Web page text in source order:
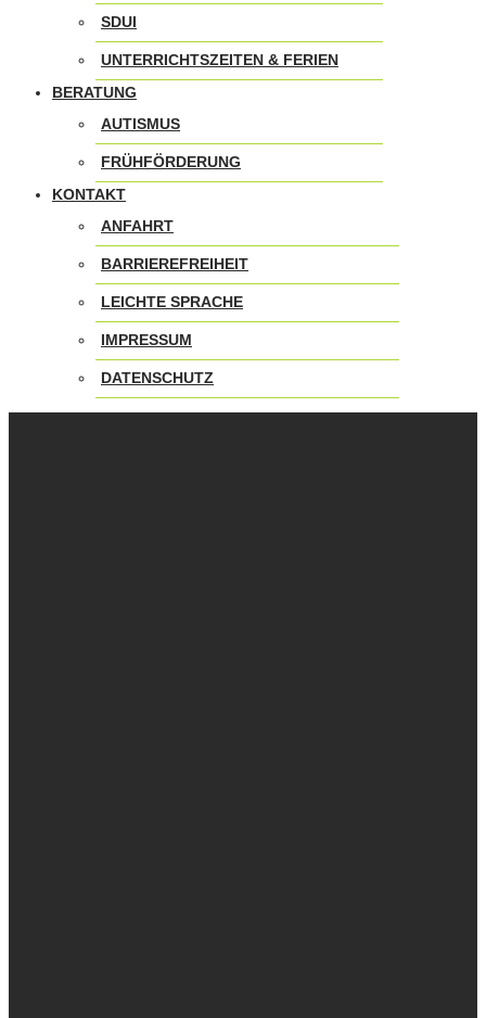
SDUI
UNTERRICHTSZEITEN & FERIEN
BERATUNG
AUTISMUS
FRÜHFÖRDERUNG
KONTAKT
ANFAHRT
BARRIEREFREIHEIT
LEICHTE SPRACHE
IMPRESSUM
DATENSCHUTZ